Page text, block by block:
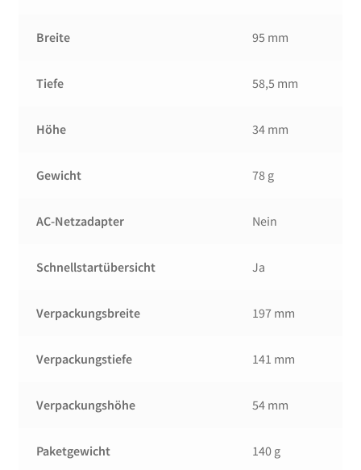
Breite 95 mm
Tiefe 58,5 mm
Höhe 34 mm
Gewicht 78 g
AC-Netzadapter Nein
Schnellstartübersicht Ja
Verpackungsbreite 197 mm
Verpackungstiefe 141 mm
Verpackungshöhe 54 mm
Paketgewicht 140 g